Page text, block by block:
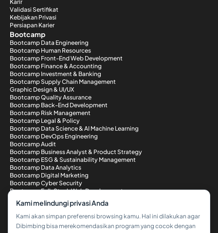
Karir
Validasi Sertifikat
Kebijakan Privasi
Persiapan Karier
Bootcamp
Bootcamp Data Engineering
Bootcamp Human Resources
Bootcamp Front-End Web Development
Bootcamp Finance & Accounting
Bootcamp Investment & Banking
Bootcamp Supply Chain Management
Graphic Design & UI/UX
Bootcamp Quality Assurance
Bootcamp Back-End Development
Bootcamp Risk Management
Bootcamp Legal & Policy
Bootcamp Data Science & AI Machine Learning
Bootcamp DevOps Engineering
Bootcamp Audit
Bootcamp Business Analyst & Product Strategy
Bootcamp ESG & Sustainability Management
Bootcamp Data Analytics
Bootcamp Digital Marketing
Bootcamp Cyber Security
Bootcamp Full-Stack Web Development
Metode Pembayaran
Kami melindungi privasi Anda
Kami akan simpan preferensi browsing kamu. Hal ini dilakukan agar
Dibimbing bisa merekomendasikan program yang cocok dengan